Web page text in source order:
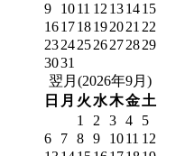
9
1011 12 131415
161718192021 22
23242526272829
3031
翌月(2026年9月)
日 月 火 水木金土
1
2 3 4
5
6
7 8 9 1011 12